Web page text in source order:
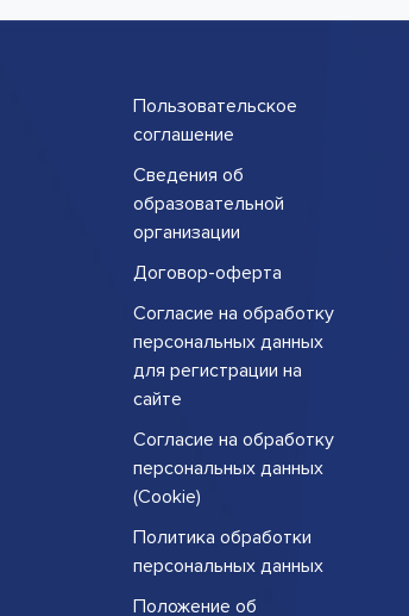
Пользовательское
соглашение
Сведения об
образовательной
организации
Договор-оферта
Согласие на обработку
персональных данных
для регистрации на
сайте
Согласие на обработку
персональных данных
(Cookie)
Политика обработки
персональных данных
Положение об